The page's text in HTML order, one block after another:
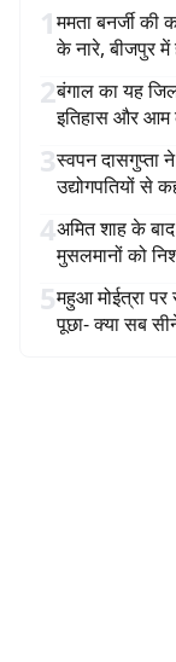
1ममता बनर्जी
के नारे, बीजपुर में
2बंगाल का यह
इतिहास और आम
3स्वपन दासगुप्ता
उद्योगपतियों से
4अमित शाह के
मुसलमानों को
5महुआ मोईत्रा पर
पूछा- क्या सब